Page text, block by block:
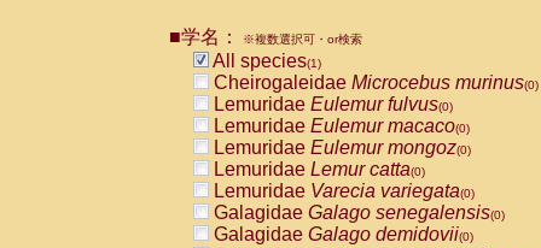
■学名： ※複数選択可・or検索
All species(1)
Cheirogaleidae Microcebus murinus(0)
Lemuridae Eulemur fulvus(0)
Lemuridae Eulemur macaco(0)
Lemuridae Eulemur mongoz(0)
Lemuridae Lemur catta(0)
Lemuridae Varecia variegata(0)
Galagidae Galago senegalensis(0)
Galagidae Galago demidovii(0)